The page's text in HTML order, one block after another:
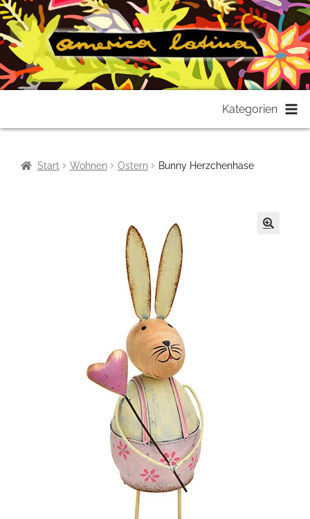
springen
springen
Kategorien
Start Wohnen Ostern Bunny Herzchenhase